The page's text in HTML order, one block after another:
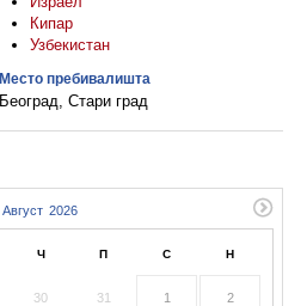
Кипар
Узбекистан
Место пребивалишта
Београд, Стари град
Ч П С Н
30 31 1 2